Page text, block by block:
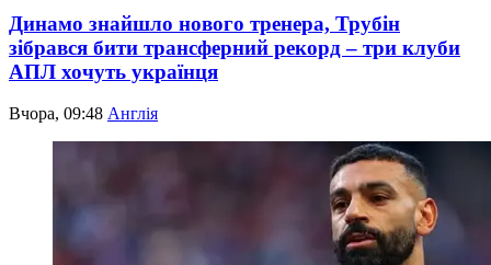
Динамо знайшло нового тренера, Трубін
зібрався бити трансферний рекорд – три клуби
АПЛ хочуть українця
Вчора, 09:48 Англія